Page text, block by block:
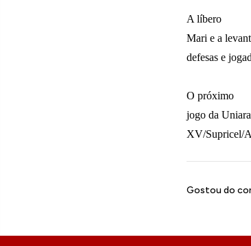
A líbero
Mari e a
defesas e
O próximo
jogo da
XV/Supricel/
Gostou do